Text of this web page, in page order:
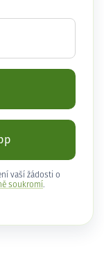
vaší žádosti o
soukromí .